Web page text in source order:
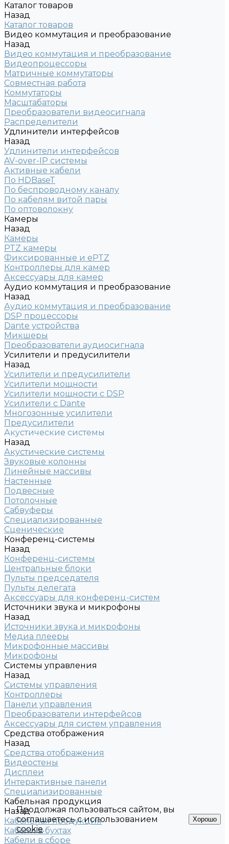
Каталог товаров
Назад
Каталог товаров
Видео коммутация и преобразование
Назад
Видео коммутация и преобразование
Видеопроцессоры
Матричные коммутаторы
Совместная работа
Коммутаторы
Масштабаторы
Преобразователи видеосигнала
Распределители
Удлинители интерфейсов
Назад
Удлинители интерфейсов
AV-over-IP системы
Активные кабели
По HDBaseT
По беспроводному каналу
По кабелям витой пары
По оптоволокну
Камеры
Назад
Камеры
PTZ камеры
Фиксированные и ePTZ
Контроллеры для камер
Аксессуары для камер
Аудио коммутация и преобразование
Назад
Аудио коммутация и преобразование
DSP процессоры
Dante устройства
Микшеры
Преобразователи аудиосигнала
Усилители и предусилители
Назад
Усилители и предусилители
Усилители мощности
Усилители мощности с DSP
Усилители с Dante
Многозонные усилители
Предусилители
Акустические системы
Назад
Акустические системы
Звуковые колонны
Линейные массивы
Настенные
Подвесные
Потолочные
Сабвуферы
Специализированные
Сценические
Конференц-системы
Назад
Конференц-системы
Центральные блоки
Пульты председателя
Пульты делегата
Аксессуары для конференц-систем
Источники звука и микрофоны
Назад
Источники звука и микрофоны
Медиа плееры
Микрофонные массивы
Микрофоны
Системы управления
Назад
Системы управления
Контроллеры
Панели управления
Преобразователи интерфейсов
Аксессуары для систем управления
Средства отображения
Назад
Средства отображения
Видеостены
Дисплеи
Интерактивные панели
Специализированные
Кабельная продукция
Назад
Кабельная продукция
Кабели в бухтах
Кабели в сборе
Продолжая пользоваться сайтом, вы
соглашаетесь с использованием
cookie.
Хорошо